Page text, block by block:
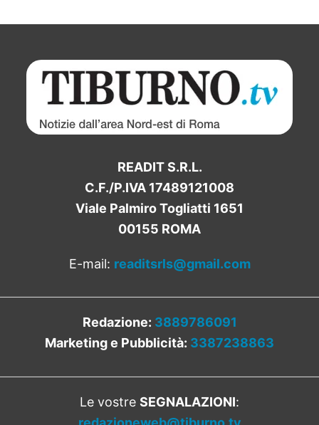
READIT S.R.L.
C.F./P.IVA 17489121008
Viale Palmiro Togliatti 1651
00155 ROMA
E-mail: readitsrls@gmail.com
Redazione: 3889786091
Marketing e Pubblicità: 3387238863
Le vostre SEGNALAZIONI: